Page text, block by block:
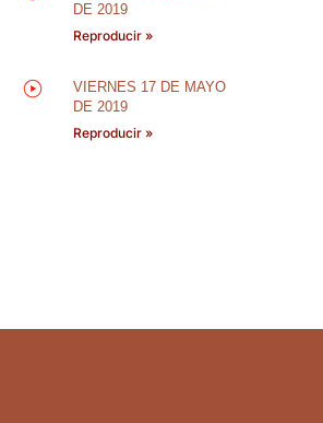
DE 2019
Reproducir »
VIERNES 17 DE MAYO
DE 2019
Reproducir »